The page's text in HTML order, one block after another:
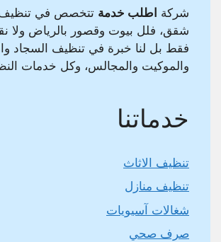
شركة اطلب خدمة تتخصص في تنظيف
شقق، فلل بيوت وقصور بالرياض ولا
فقط بل لنا خبرة في تنظيف السجاد
والموكيت والمجالس، وكل خدمات
خدماتنا
تنظيف الاثاث
تنظيف منازل
شغالات آسيويات
صرف صحي